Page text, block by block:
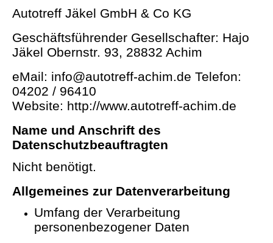
Autotreff Jäkel GmbH & Co KG
Geschäftsführender Gesellschafter: Hajo
Jäkel Obernstr. 93, 28832 Achim
eMail: info@autotreff-achim.de Telefon:
04202 / 96410
Website: http://www.autotreff-achim.de
Name und Anschrift des
Datenschutzbeauftragten
Nicht benötigt.
Allgemeines zur Datenverarbeitung
Umfang der Verarbeitung
personenbezogener Daten